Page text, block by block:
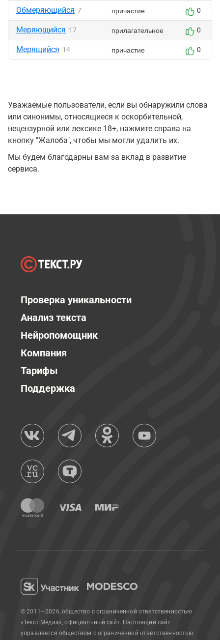
Обмеряющийся 7 причастие 0
Меряющийся 17 прилагательное 0
Мерящийся 14 причастие 0
Уважаемые пользователи, если вы обнаружили слова
или синонимы, относящиеся к оскорбительной,
нецензурной или лексике 18+, нажмите справа на
кнопку "Жалоба", чтобы мы могли удалить их.
Мы будем благодарны вам за вклад в развитие
сервиса.
Проверка уникальности
Анализ текста
Нейропомощник
Компания
Тарифы
Поддержка
© 2011—2026, общество с ограниченной ответственностью
«Текст Медиа», официальный сайт. Настоящий сайт
управляется обществом с ограниченной ответственностью